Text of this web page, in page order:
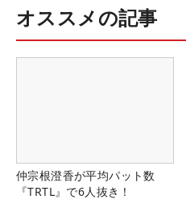
オススメの記事
仲宗根澄香が平均パット数
『TRTL』で6人抜き！